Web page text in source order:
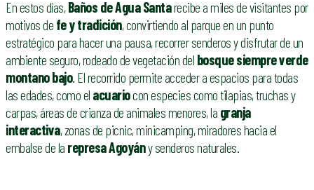
En estos días,Baños de Agua Santarecibe a miles de visitantes por
motivos de fe y tradición, convirtiendo al parque en un punto
estratégico para hacer una pausa, recorrer senderos y disfrutar de un
ambiente seguro, rodeado de vegetación del bosque siempre verde
montano bajo. El recorrido permite acceder a espacios para todas
las edades, como el acuariocon especies como tilapias, truchas y
carpas, áreas de crianza de animales menores, la granja
interactiva, zonas de picnic, minicamping, miradores hacia el
embalse de la represa Agoyány senderos naturales.